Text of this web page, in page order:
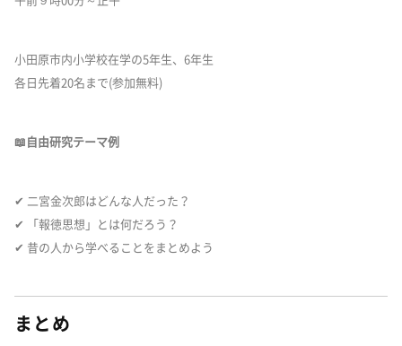
小田原市内小学校在学の5年生、6年生
各日先着20名まで(参加無料)
📖自由研究テーマ例
✔ 二宮金次郎はどんな人だった？
✔ 「報徳思想」とは何だろう？
✔ 昔の人から学べることをまとめよう
まとめ